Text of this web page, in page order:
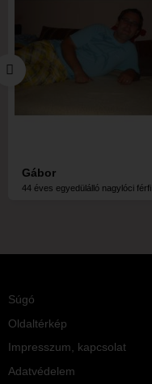
Gábor
44 éves egyedülálló nagylóci férfi
Súgó
Oldaltérkép
Impresszum, kapcsolat
Adatvédelem